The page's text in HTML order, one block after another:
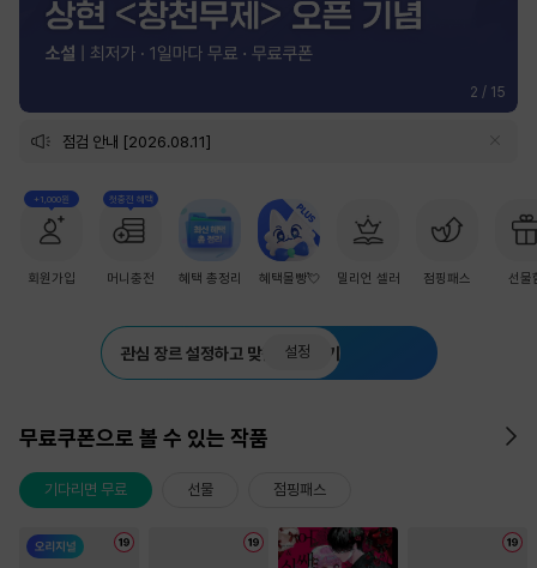
2 / 15
점검 안내 [2026.08.11]
+1,000원
회원가입
첫충전 혜택
머니충전 혜택 총정리 혜택몰빵💘 밀리언 셀러 점핑패스 선물
관심 장르 설정하고 맞춤 추천 받기
설정
무료쿠폰으로 볼 수 있는 작품
기다리면 무료 선물 점핑패스